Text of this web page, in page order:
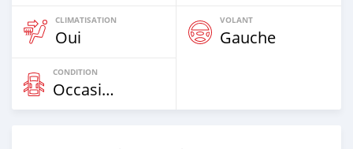
CLIMATISATION
Oui
VOLANT
Gauche
CONDITION
Occasion